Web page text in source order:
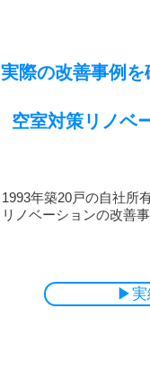
実際の改善事例
空室対策リノベ
▶実
1993年築20戸の自社所
リノベーションの改善